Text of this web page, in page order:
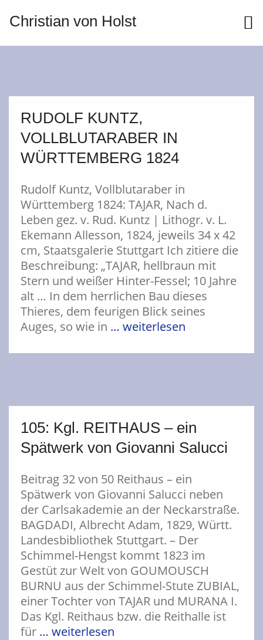
Christian von Holst
RUDOLF KUNTZ,
VOLLBLUTARABER IN
WÜRTTEMBERG 1824
Rudolf Kuntz, Vollblutaraber in
Württemberg 1824: TAJAR, Nach d.
Leben gez. v. Rud. Kuntz | Lithogr. v. L.
Ekemann Allesson, 1824, jeweils 34 x 42
cm, Staatsgalerie Stuttgart Ich zitiere die
Beschreibung: „TAJAR, hellbraun mit
Stern und weißer Hinter-Fessel; 10 Jahre
alt … In dem herrlichen Bau dieses
Thieres, dem feurigen Blick seines
Auges, so wie in … weiterlesen
105: Kgl. REITHAUS – ein
Spätwerk von Giovanni Salucci
Beitrag 32 von 50 Reithaus – ein
Spätwerk von Giovanni Salucci neben
der Carlsakademie an der Neckarstraße.
BAGDADI, Albrecht Adam, 1829, Württ.
Landesbibliothek Stuttgart. – Der
Schimmel-Hengst kommt 1823 im
Gestüt zur Welt von GOUMOUSCH
BURNU aus der Schimmel-Stute ZUBIAL,
einer Tochter von TAJAR und MURANA I.
Das Kgl. Reithaus bzw. die Reithalle ist
für … weiterlesen